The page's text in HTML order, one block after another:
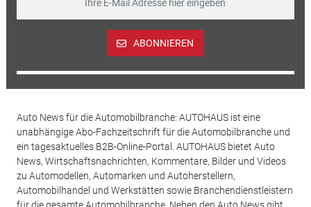
ABONNIEREN
Auto News für die Automobilbranche: AUTOHAUS ist eine
unabhängige Abo-Fachzeitschrift für die Automobilbranche und
ein tagesaktuelles B2B-Online-Portal. AUTOHAUS bietet Auto
News, Wirtschaftsnachrichten, Kommentare, Bilder und Videos
zu Automodellen, Automarken und Autoherstellern,
Automobilhandel und Werkstätten sowie Branchendienstleistern